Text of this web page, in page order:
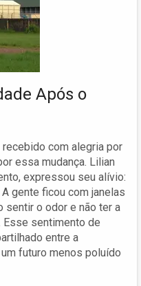
Após o
com alegria por
essa mudança. Lilian
expressou seu alívio:
gente ficou com janelas
sentir o odor e não ter a
Esse sentimento de
entre a
futuro menos poluído